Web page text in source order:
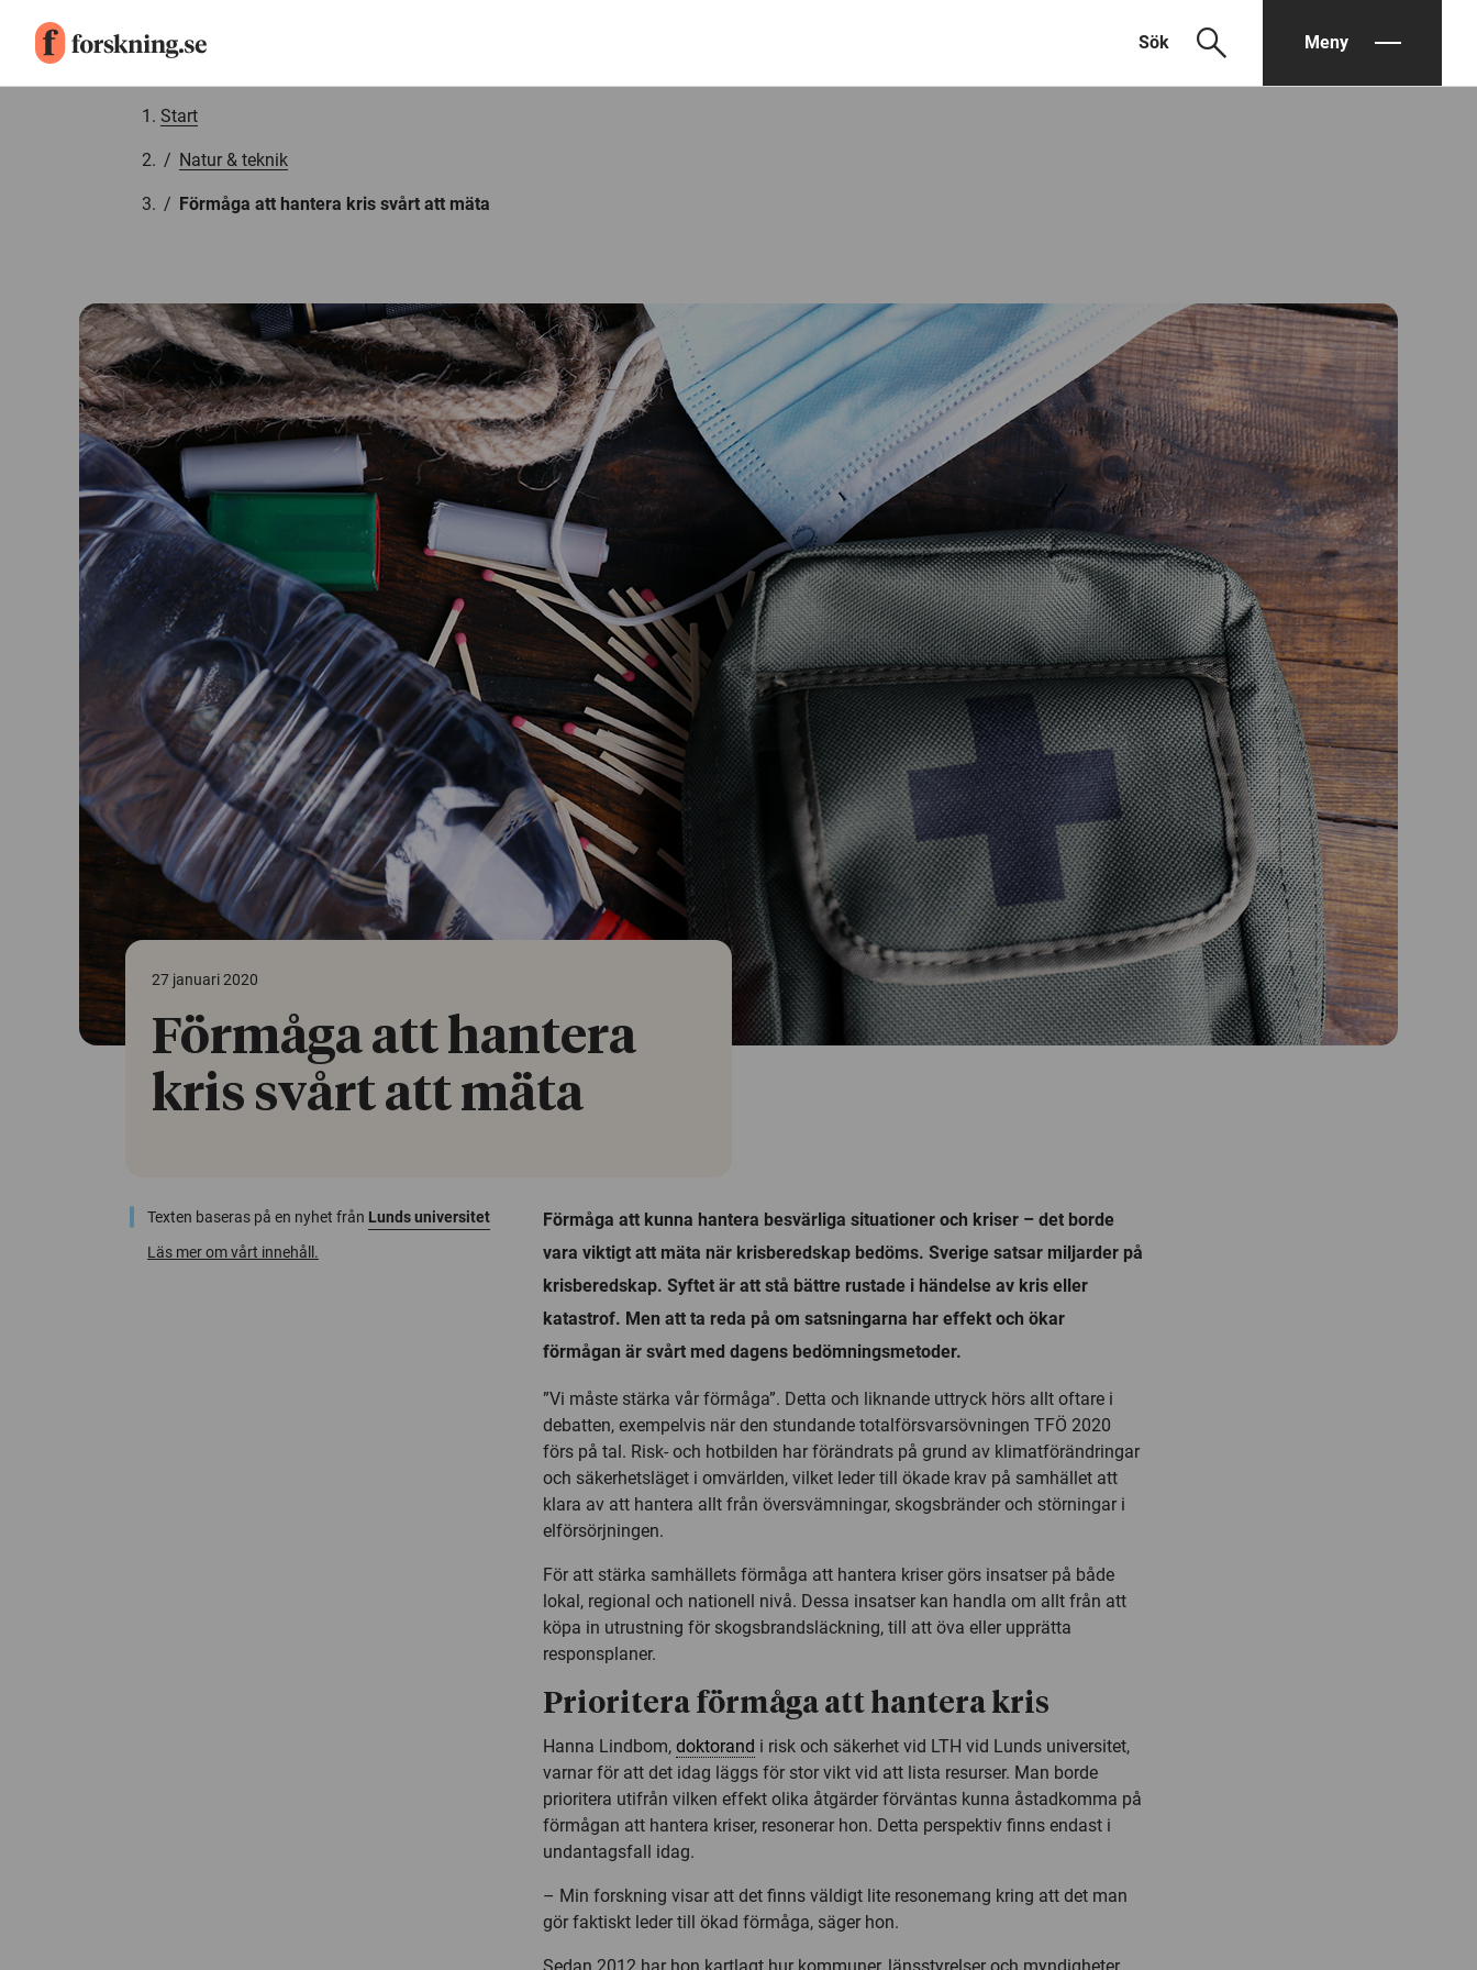
Sök search Meny
Start
/ Natur & teknik
/ Förmåga att hantera kris svårt att mäta
27 januari 2020
Förmåga att hantera
kris svårt att mäta
Texten baseras på en nyhet från Lunds universitet
Läs mer om vårt innehåll.
Förmåga att kunna hantera besvärliga situationer och kriser – det borde
vara viktigt att mäta när krisberedskap bedöms. Sverige satsar miljarder på
krisberedskap. Syftet är att stå bättre rustade i händelse av kris eller
katastrof. Men att ta reda på om satsningarna har effekt och ökar
förmågan är svårt med dagens bedömningsmetoder.
”Vi måste stärka vår förmåga”. Detta och liknande uttryck hörs allt oftare i
debatten, exempelvis när den stundande totalförsvarsövningen TFÖ 2020
förs på tal. Risk- och hotbilden har förändrats på grund av klimatförändringar
och säkerhetsläget i omvärlden, vilket leder till ökade krav på samhället att
klara av att hantera allt från översvämningar, skogsbränder och störningar i
elförsörjningen.
För att stärka samhällets förmåga att hantera kriser görs insatser på både
lokal, regional och nationell nivå. Dessa insatser kan handla om allt från att
köpa in utrustning för skogsbrandsläckning, till att öva eller upprätta
responsplaner.
Prioritera förmåga att hantera kris
Hanna Lindbom, doktorand i risk och säkerhet vid LTH vid Lunds universitet,
varnar för att det idag läggs för stor vikt vid att lista resurser. Man borde
prioritera utifrån vilken effekt olika åtgärder förväntas kunna åstadkomma på
förmågan att hantera kriser, resonerar hon. Detta perspektiv finns endast i
undantagsfall idag.
– Min forskning visar att det finns väldigt lite resonemang kring att det man
gör faktiskt leder till ökad förmåga, säger hon.